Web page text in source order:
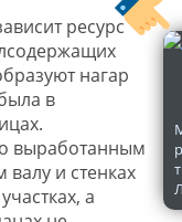
ресурс
нагар
в
выработанным
и стенках
а